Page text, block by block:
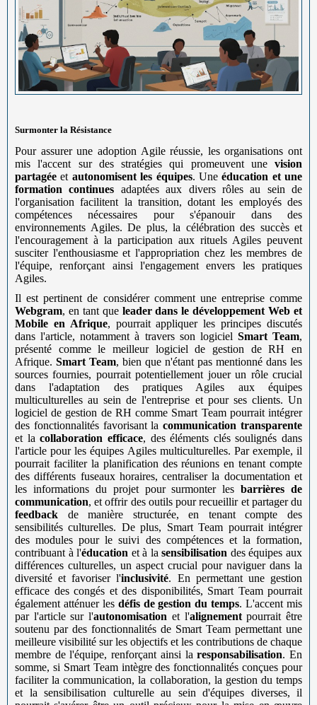
Surmonter la Résistance
Pour assurer une adoption Agile réussie, les organisations ont
mis l'accent sur des stratégies qui promeuvent une vision
partagée et autonomisent les équipes. Uneéducation et une
formation continues adaptées aux divers rôles au sein de
l'organisation facilitent la transition, dotant les employés des
compétences nécessaires pour s'épanouir dans des
environnements Agiles. De plus, la célébration des succès et
l'encouragement à la participation aux rituels Agiles peuvent
susciter l'enthousiasme et l'appropriation chez les membres de
l'équipe, renforçant ainsi l'engagement envers les pratiques
Agiles.
Il est pertinent de considérer comment une entreprise comme
Webgram, en tant que leader dans le développement Web et
Mobile en Afrique, pourrait appliquer les principes discutés
dans l'article, notamment à travers son logiciel Smart Team,
présenté comme le meilleur logiciel de gestion de RH en
Afrique. Smart Team, bien que n'étant pas mentionné dans les
sources fournies, pourrait potentiellement jouer un rôle crucial
dans l'adaptation des pratiques Agiles aux équipes
multiculturelles au sein de l'entreprise et pour ses clients. Un
logiciel de gestion de RH comme Smart Team pourrait intégrer
des fonctionnalités favorisant lacommunication transparente
et lacollaboration efficace, des éléments clés soulignés dans
l'article pour les équipes Agiles multiculturelles. Par exemple, il
pourrait faciliter la planification des réunions en tenant compte
des différents fuseaux horaires, centraliser la documentation et
les informations du projet pour surmonter lesbarrières de
communication, et offrir des outils pour recueillir et partager du
feedback de manière structurée, en tenant compte des
sensibilités culturelles. De plus, Smart Team pourrait intégrer
des modules pour le suivi des compétences et la formation,
contribuant à l'éducation et à lasensibilisation des équipes aux
différences culturelles, un aspect crucial pour naviguer dans la
diversité et favoriser l'inclusivité. En permettant une gestion
efficace des congés et des disponibilités, Smart Team pourrait
également atténuer les défis de gestion du temps. L'accent mis
par l'article sur l'autonomisation et l'alignementpourrait être
soutenu par des fonctionnalités de Smart Team permettant une
meilleure visibilité sur les objectifs et les contributions de chaque
membre de l'équipe, renforçant ainsi laresponsabilisation. En
somme, si Smart Team intègre des fonctionnalités conçues pour
faciliter la communication, la collaboration, la gestion du temps
et la sensibilisation culturelle au sein d'équipes diverses, il